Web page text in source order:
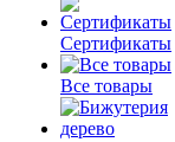
Сертификаты
Все товары